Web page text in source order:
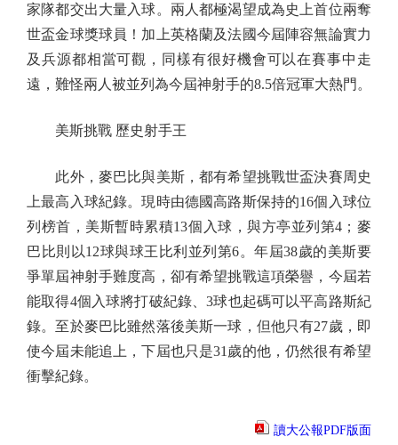
家隊都交出大量入球。兩人都極渴望成為史上首位兩奪
世盃金球獎球員！加上英格蘭及法國今屆陣容無論實力
及兵源都相當可觀，同樣有很好機會可以在賽事中走
遠，難怪兩人被並列為今屆神射手的8.5倍冠軍大熱門。
美斯挑戰 歷史射手王
此外，麥巴比與美斯，都有希望挑戰世盃決賽周史
上最高入球紀錄。現時由德國高路斯保持的16個入球位
列榜首，美斯暫時累積13個入球，與方亭並列第4；麥
巴比則以12球與球王比利並列第6。年屆38歲的美斯要
爭單屆神射手難度高，卻有希望挑戰這項榮譽，今屆若
能取得4個入球將打破紀錄、3球也起碼可以平高路斯紀
錄。至於麥巴比雖然落後美斯一球，但他只有27歲，即
使今屆未能追上，下屆也只是31歲的他，仍然很有希望
衝擊紀錄。
讀大公報PDF版面